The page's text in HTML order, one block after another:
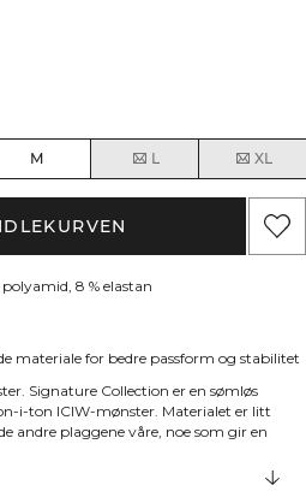
M L XL
8 % elastan
materiale for bedre passform og stabilitet
Signature Collection er en sømløs
i-ton ICIW-mønster. Materialet er litt
andre plaggene våre, noe som gir en
i midjen og høy midje. 65% resirkulert